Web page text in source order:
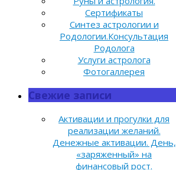
Сертификаты
Синтез астрологии и
Родологии.Консультация
Родолога
Услуги астролога
Фотогаллерея
Свежие записи
Активации и прогулки для
реализации желаний.
Денежные активации. День,
«заряженный» на
финансовый рост.